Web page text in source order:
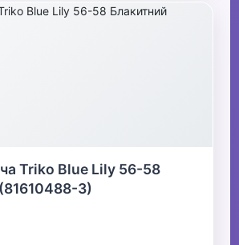
Triko Blue Lily 56-58
3)